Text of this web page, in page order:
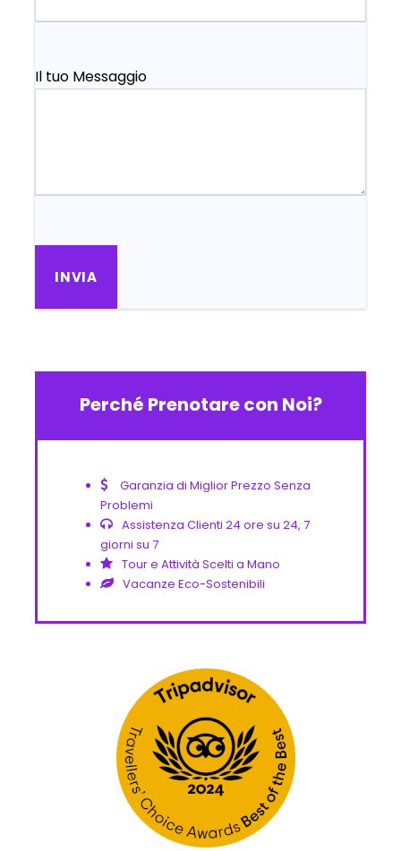
Il tuo Messaggio
Perché Prenotare con Noi?
Garanzia di Miglior Prezzo Senza
Problemi
Assistenza Clienti 24 ore su 24, 7
giorni su 7
Tour e Attività Scelti a Mano
Vacanze Eco-Sostenibili